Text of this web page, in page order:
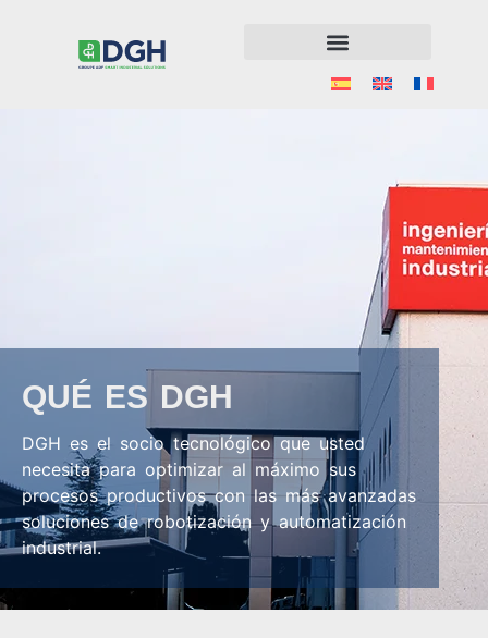
QUÉ ES DGH
DGH es el socio tecnológico que usted
necesita para optimizar al máximo sus
procesos productivos con las más avanzadas
soluciones de robotización y automatización
industrial.